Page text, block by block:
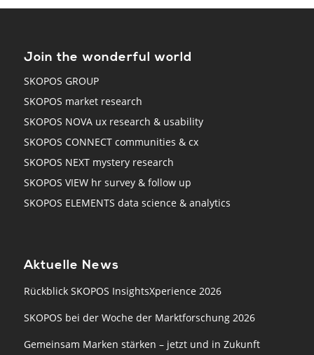
Join the wonderful world
SKOPOS GROUP
SKOPOS market research
SKOPOS NOVA ux research & usability
SKOPOS CONNECT communities & cx
SKOPOS NEXT mystery research
SKOPOS VIEW hr survey & follow up
SKOPOS ELEMENTS data science & analytics
Aktuelle News
Rückblick SKOPOS InsightsXperience 2026
SKOPOS bei der Woche der Marktforschung 2026
Gemeinsam Marken stärken – jetzt und in Zukunft